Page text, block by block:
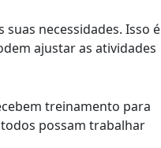
necessidades. Isso é
ajustar as atividades
treinamento para
possam trabalhar